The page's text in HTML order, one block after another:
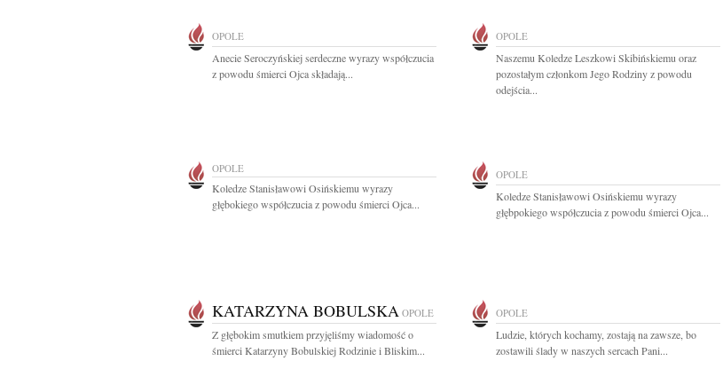
OPOLE
Anecie Seroczyńskiej serdeczne wyrazy współczucia
z powodu śmierci Ojca składają...
OPOLE
Naszemu Koledze Leszkowi Skibińskiemu oraz
pozostałym członkom Jego Rodziny z powodu
odejścia...
OPOLE
Koledze Stanisławowi Osińskiemu wyrazy
głębokiego współczucia z powodu śmierci Ojca...
OPOLE
Koledze Stanisławowi Osińskiemu wyrazy
głębpokiego współczucia z powodu śmierci Ojca...
KATARZYNA BOBULSKA OPOLE
Z głębokim smutkiem przyjęliśmy wiadomość o
śmierci Katarzyny Bobulskiej Rodzinie i Bliskim...
OPOLE
Ludzie, których kochamy, zostają na zawsze, bo
zostawili ślady w naszych sercach Pani...